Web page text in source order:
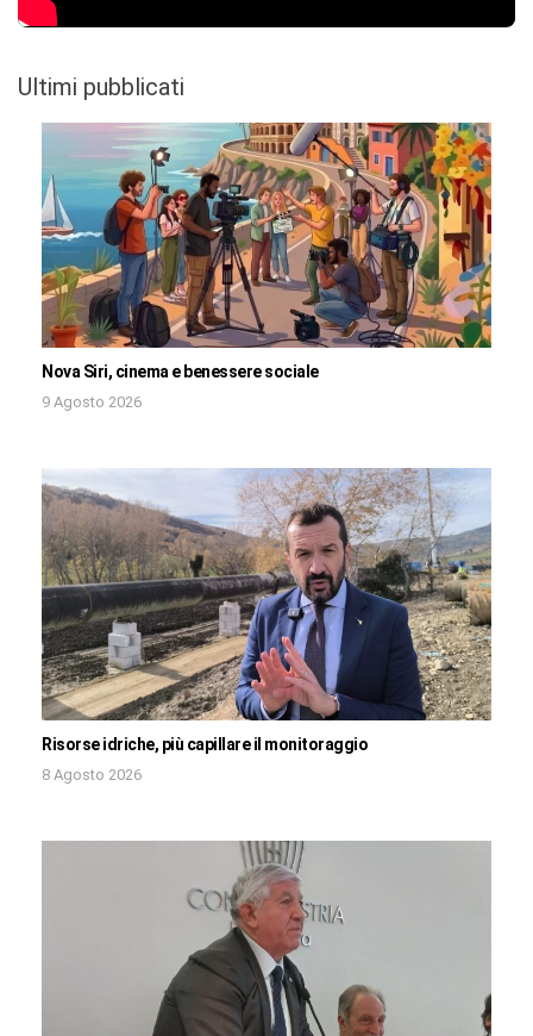
Ultimi pubblicati
Nova Siri, cinema e benessere sociale
9 Agosto 2026
Risorse idriche, più capillare il monitoraggio
8 Agosto 2026